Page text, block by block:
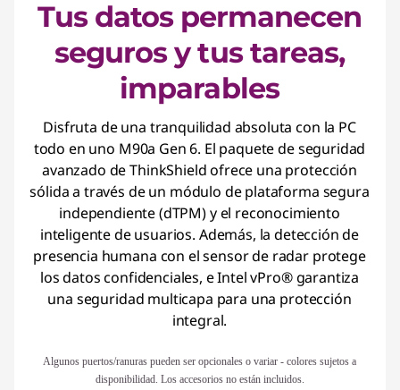
Tus datos permanecen
seguros y tus tareas,
imparables
Disfruta de una tranquilidad absoluta con la PC
todo en uno M90a Gen 6. El paquete de seguridad
avanzado de ThinkShield ofrece una protección
sólida a través de un módulo de plataforma segura
independiente (dTPM) y el reconocimiento
inteligente de usuarios. Además, la detección de
presencia humana con el sensor de radar protege
los datos confidenciales, e Intel vPro® garantiza
una seguridad multicapa para una protección
integral.
Algunos puertos/ranuras pueden ser opcionales o variar - colores sujetos a
disponibilidad. Los accesorios no están incluidos.